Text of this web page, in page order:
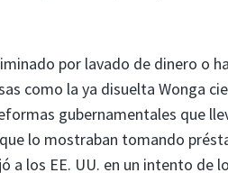
por lavado de dinero o
como la ya disuelta Wonga
gubernamentales que
lo mostraban tomando
los EE. UU. en un intento de